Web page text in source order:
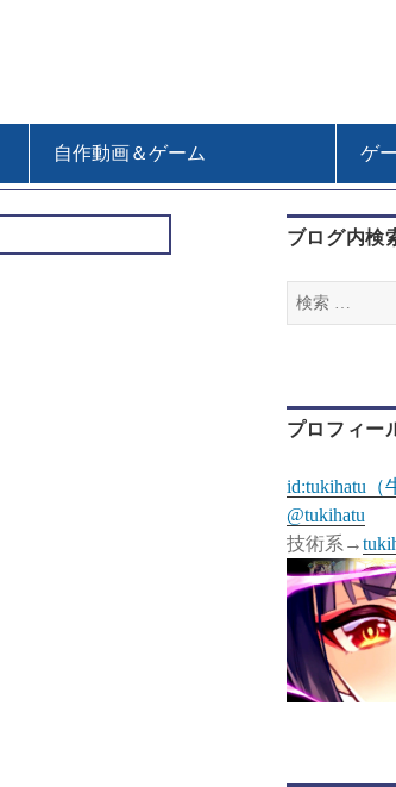
自作動画＆ゲーム ゲ
ブログ内検
検
索
プロフィー
id:tukihatu（
@tukihatu
技術系→